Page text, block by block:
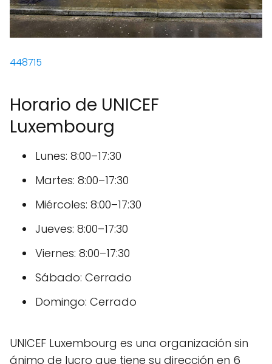
448715
Horario de UNICEF
Luxembourg
Lunes: 8:00–17:30
Martes: 8:00–17:30
Miércoles: 8:00–17:30
Jueves: 8:00–17:30
Viernes: 8:00–17:30
Sábado: Cerrado
Domingo: Cerrado
UNICEF Luxembourg es una organización sin
ánimo de lucro que tiene su dirección en 6